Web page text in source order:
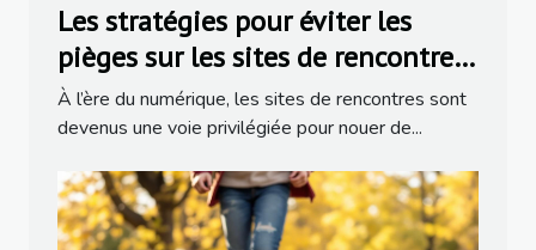
Les stratégies pour éviter les
pièges sur les sites de rencontres
populaires
À l’ère du numérique, les sites de rencontres sont
devenus une voie privilégiée pour nouer de...